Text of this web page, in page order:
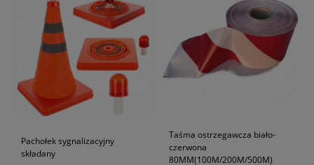
Pachołek sygnalizacyjny
składany
Taśma ostrzegawcza biało-
czerwona
80MM(100M/200M/500M)